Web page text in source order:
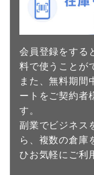
会員登録をする
料で使うことが
また、無料期間
ートをご契約者
す。
副業でビジネス
ら、複数の倉庫
ひお気軽にご利